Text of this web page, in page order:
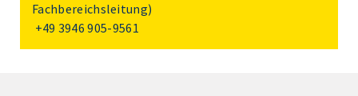
Fachbereichsleitung)
+49 3946 905-9561